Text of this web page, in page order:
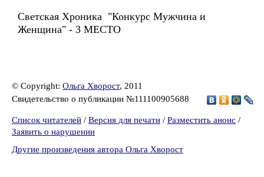
Светская Хроника "Конкурс Мужчина и
Женщина" - 3 МЕСТО
© Copyright: Ольга Хворост, 2011
Свидетельство о публикации №111100905688
Список читателей / Версия для печати / Разместить анонс /
Заявить о нарушении
Другие произведения автора Ольга Хворост